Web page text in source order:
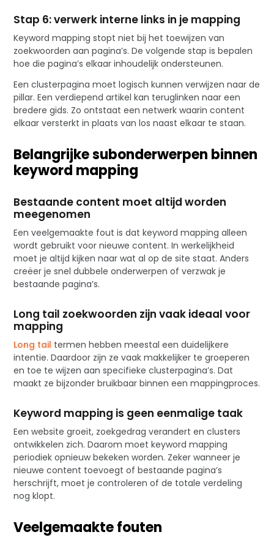
Stap 6: verwerk interne links in je mapping
Keyword mapping stopt niet bij het toewijzen van
zoekwoorden aan pagina’s. De volgende stap is bepalen
hoe die pagina’s elkaar inhoudelijk ondersteunen.
Een clusterpagina moet logisch kunnen verwijzen naar de
pillar. Een verdiepend artikel kan teruglinken naar een
bredere gids. Zo ontstaat een netwerk waarin content
elkaar versterkt in plaats van los naast elkaar te staan.
Belangrijke subonderwerpen binnen
keyword mapping
Bestaande content moet altijd worden
meegenomen
Een veelgemaakte fout is dat keyword mapping alleen
wordt gebruikt voor nieuwe content. In werkelijkheid
moet je altijd kijken naar wat al op de site staat. Anders
creëer je snel dubbele onderwerpen of verzwak je
bestaande pagina’s.
Long tail zoekwoorden zijn vaak ideaal voor
mapping
Long tail termen hebben meestal een duidelijkere
intentie. Daardoor zijn ze vaak makkelijker te groeperen
en toe te wijzen aan specifieke clusterpagina’s. Dat
maakt ze bijzonder bruikbaar binnen een mappingproces.
Keyword mapping is geen eenmalige taak
Een website groeit, zoekgedrag verandert en clusters
ontwikkelen zich. Daarom moet keyword mapping
periodiek opnieuw bekeken worden. Zeker wanneer je
nieuwe content toevoegt of bestaande pagina’s
herschrijft, moet je controleren of de totale verdeling
nog klopt.
Veelgemaakte fouten